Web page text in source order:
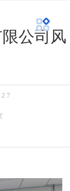
公司风